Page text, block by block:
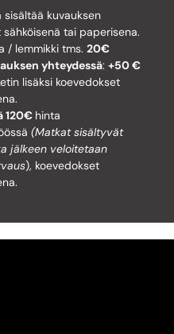
sisältää kuvauksen
tai paperisena.
/ lemmikki tms. 20€
yhteydessä: +50 €
lisäksi koevedokset
120€ hinta
(Matkat sisältyvät
jälkeen veloitetaan
), koevedokset